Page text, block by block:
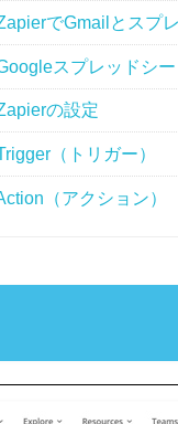
でGmailとスプ
スプレッドシ
の設定
（トリガー）
（アクション）